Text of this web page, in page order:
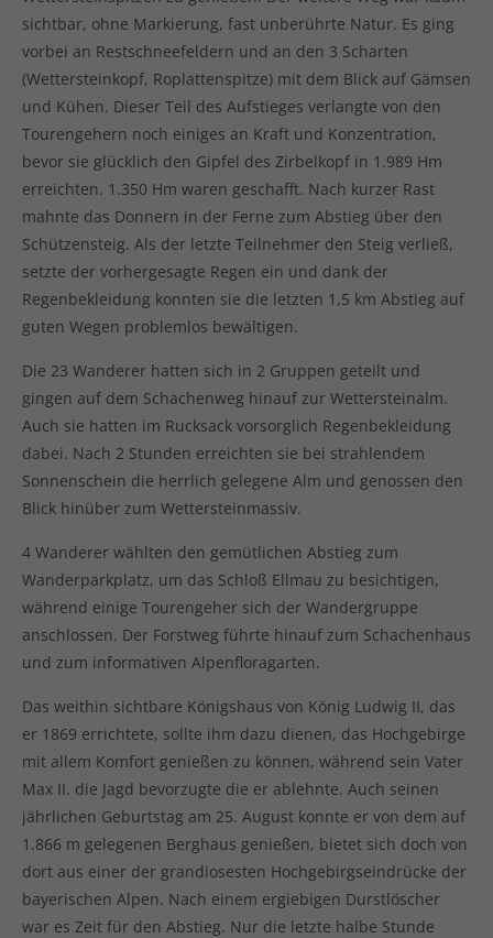
sichtbar, ohne Markierung, fast unberührte Natur. Es ging
vorbei an Restschneefeldern und an den 3 Scharten
(Wettersteinkopf, Roplattenspitze) mit dem Blick auf Gämsen
und Kühen. Dieser Teil des Aufstieges verlangte von den
Tourengehern noch einiges an Kraft und Konzentration,
bevor sie glücklich den Gipfel des Zirbelkopf in 1.989 Hm
erreichten. 1.350 Hm waren geschafft. Nach kurzer Rast
mahnte das Donnern in der Ferne zum Abstieg über den
Schützensteig. Als der letzte Teilnehmer den Steig verließ,
setzte der vorhergesagte Regen ein und dank der
Regenbekleidung konnten sie die letzten 1,5 km Abstieg auf
guten Wegen problemlos bewältigen.
Die 23 Wanderer hatten sich in 2 Gruppen geteilt und
gingen auf dem Schachenweg hinauf zur Wettersteinalm.
Auch sie hatten im Rucksack vorsorglich Regenbekleidung
dabei. Nach 2 Stunden erreichten sie bei strahlendem
Sonnenschein die herrlich gelegene Alm und genossen den
Blick hinüber zum Wettersteinmassiv.
4 Wanderer wählten den gemütlichen Abstieg zum
Wanderparkplatz, um das Schloß Ellmau zu besichtigen,
während einige Tourengeher sich der Wandergruppe
anschlossen. Der Forstweg führte hinauf zum Schachenhaus
und zum informativen Alpenfloragarten.
Das weithin sichtbare Königshaus von König Ludwig II, das
er 1869 errichtete, sollte ihm dazu dienen, das Hochgebirge
mit allem Komfort genießen zu können, während sein Vater
Max II. die Jagd bevorzugte die er ablehnte. Auch seinen
jährlichen Geburtstag am 25. August konnte er von dem auf
1.866 m gelegenen Berghaus genießen, bietet sich doch von
dort aus einer der grandiosesten Hochgebirgseindrücke der
bayerischen Alpen. Nach einem ergiebigen Durstlöscher
war es Zeit für den Abstieg. Nur die letzte halbe Stunde